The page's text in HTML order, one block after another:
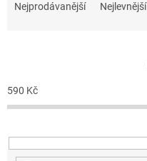
p
r
u
Nejprodávanější Nejlevnější
590 Kč